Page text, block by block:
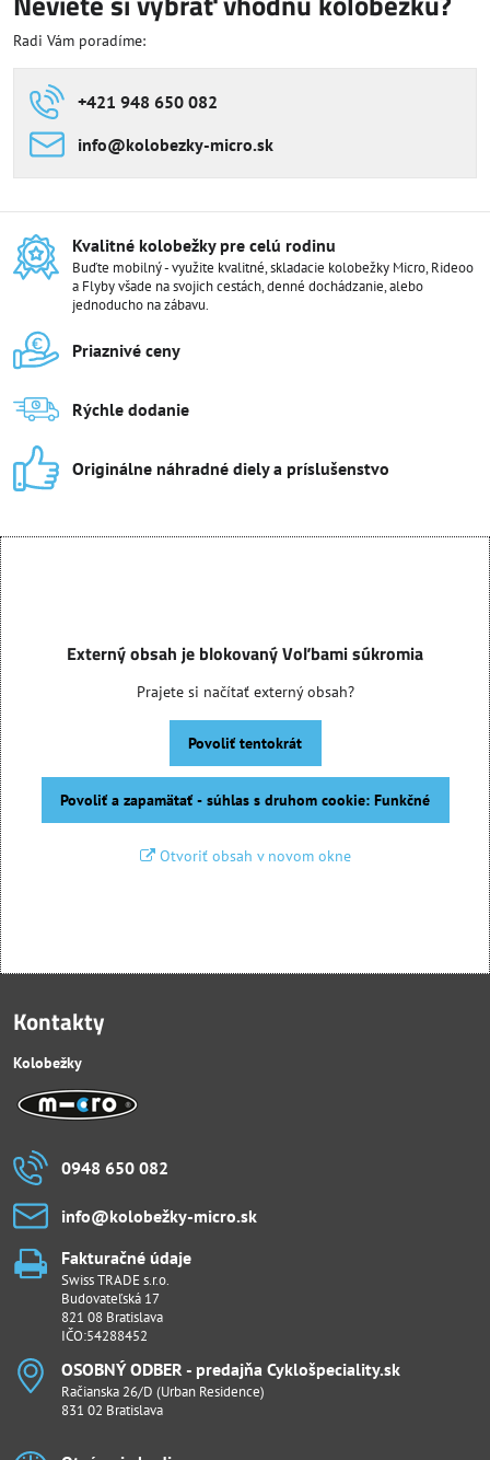
Radi Vám poradíme:
+421 948 650 082
info​@kolobezky-micro​.sk
Kvalitné kolobežky pre celú rodinu
Buďte mobilný - využite kvalitné, skladacie kolobežky Micro, Rideoo
a Flyby všade na svojich cestách, denné dochádzanie, alebo
jednoducho na zábavu.
Priaznivé ceny
Rýchle dodanie
Originálne náhradné diely a príslušenstvo
Externý obsah je blokovaný Voľbami súkromia
Prajete si načítať externý obsah?
Povoliť tentokrát
Povoliť a zapamätať - súhlas s druhom cookie: Funkčné
Otvoriť obsah v novom okne
Kontakty
Kolobežky
0948 650 082
info​@kolobežky-micro​.sk
Fakturačné údaje
Swiss TRADE s.r.o.
Budovateľská 17
821 08 Bratislava
IČO:54288452
OSOBNÝ ODBER - predajňa Cyklošpeciality​.sk
Račianska 26/D (Urban Residence)
831 02 Bratislava